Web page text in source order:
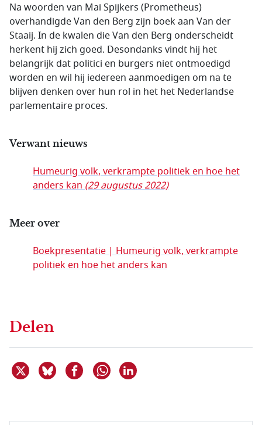
Na woorden van Mai Spijkers (Prometheus)
overhandigde Van den Berg zijn boek aan Van der
Staaij. In de kwalen die Van den Berg onderscheidt
herkent hij zich goed. Desondanks vindt hij het
belangrijk dat politici en burgers niet ontmoedigd
worden en wil hij iedereen aanmoedigen om na te
blijven denken over hun rol in het het Nederlandse
parlementaire proces.
Verwant nieuws
Humeurig volk, verkrampte politiek en hoe het
anders kan(29 augustus 2022)
Meer over
Boekpresentatie | Humeurig volk, verkrampte
politiek en hoe het anders kan
Delen
Deel dit item op X
Deel dit item op Bluesky
Deel dit item op Facebook
Delen via WhatsApp